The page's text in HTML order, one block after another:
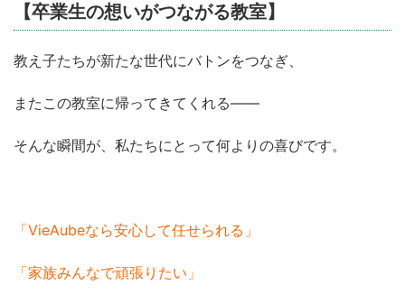
【卒業生の想いがつながる教室】
教え子たちが新たな世代にバトンをつなぎ、
またこの教室に帰ってきてくれる――
そんな瞬間が、私たちにとって何よりの喜びです。
「VieAubeなら安心して任せられる」
「家族みんなで頑張りたい」